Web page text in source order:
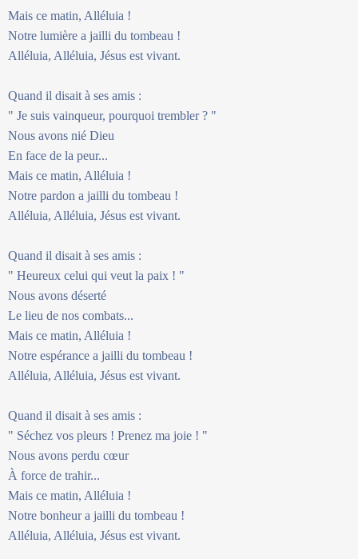
Mais ce matin, Alléluia !
Notre lumière a jailli du tombeau !
Alléluia, Alléluia, Jésus est vivant.
Quand il disait à ses amis :
" Je suis vainqueur, pourquoi trembler ? "
Nous avons nié Dieu
En face de la peur...
Mais ce matin, Alléluia !
Notre pardon a jailli du tombeau !
Alléluia, Alléluia, Jésus est vivant.
Quand il disait à ses amis :
" Heureux celui qui veut la paix ! "
Nous avons déserté
Le lieu de nos combats...
Mais ce matin, Alléluia !
Notre espérance a jailli du tombeau !
Alléluia, Alléluia, Jésus est vivant.
Quand il disait à ses amis :
" Séchez vos pleurs ! Prenez ma joie ! "
Nous avons perdu cœur
À force de trahir...
Mais ce matin, Alléluia !
Notre bonheur a jailli du tombeau !
Alléluia, Alléluia, Jésus est vivant.